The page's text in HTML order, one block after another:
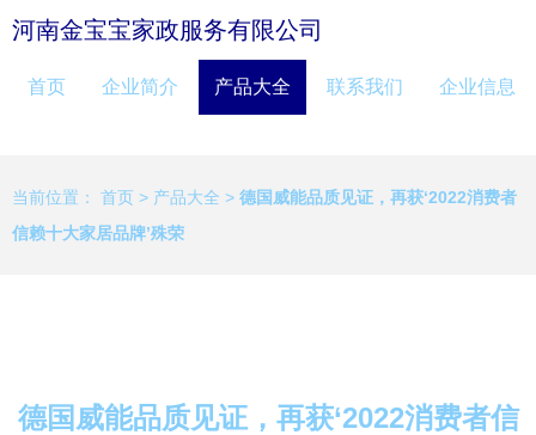
河南金宝宝家政服务有限公司
首页 企业简介 产品大全 联系我们 企业信息
当前位置： 首页 > 产品大全 > 德国威能品质见证，再获‘2022消费者
信赖十大家居品牌’殊荣
德国威能品质见证，再获‘2022消费者信